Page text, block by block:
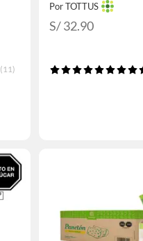
(11)
Por TOTTUS
S/ 32.90